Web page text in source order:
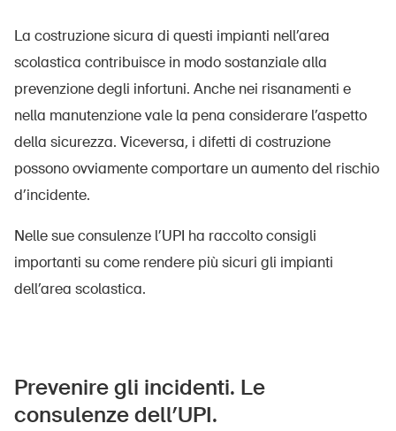
La costruzione sicura di questi impianti nell’area
scolastica contribuisce in modo sostanziale alla
prevenzione degli infortuni. Anche nei risanamenti e
nella manutenzione vale la pena considerare l’aspetto
della sicurezza. Viceversa, i difetti di costruzione
possono ovviamente comportare un aumento del rischio
d’incidente.
Nelle sue consulenze l’UPI ha raccolto consigli
importanti su come rendere più sicuri gli impianti
dell’area scolastica.
Prevenire gli incidenti. Le
consulenze dell’UPI.